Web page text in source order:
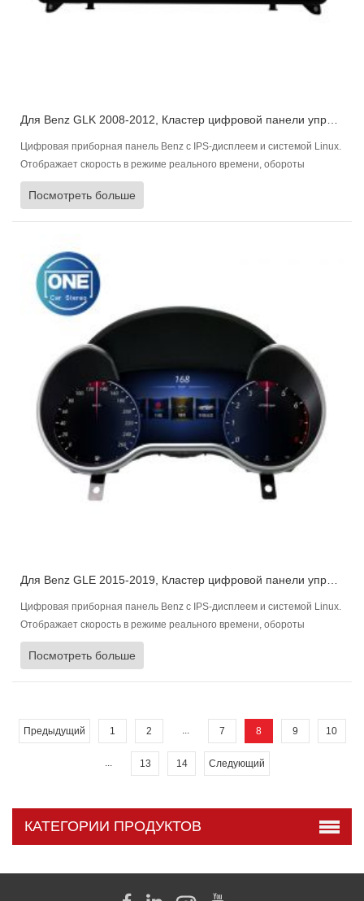
Цифровая приборная панель Benz с IPS-дисплеем и системой Linux.
Отображает скорость в режиме реального времени, обороты
двигателя, уровень топлива, состояние двигателя и давление в
шинах, многоязычность и быструю синхронизацию.
Посмотреть больше
Цифровая приборная панель Benz с IPS-дисплеем и системой Linux.
Отображает скорость в режиме реального времени, обороты
двигателя, уровень топлива, состояние двигателя и давление в
шинах, многоязычность и быструю синхронизацию.
Посмотреть больше
Предыдущий 1 2 7 8 9 10
13 14 Следующий
КАТЕГОРИИ ПРОДУКТОВ